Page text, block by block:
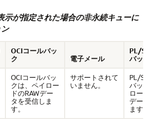
が指定された場合の非永続キューに
OCIコールバッ
ク
電子メール
PL/
バック
OCIコールバッ
クは、ペイロー
ドのRAWデー
タを受信しま
す。
サポートされて
いません。
PL/
バック
ロード
データ
ます。